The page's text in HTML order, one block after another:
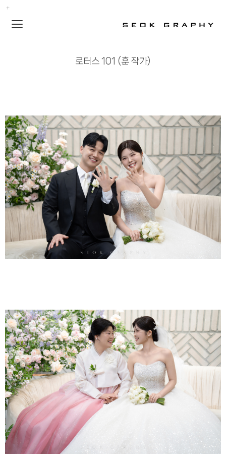
Toggle
navigation
로터스 101 (훈 작가)